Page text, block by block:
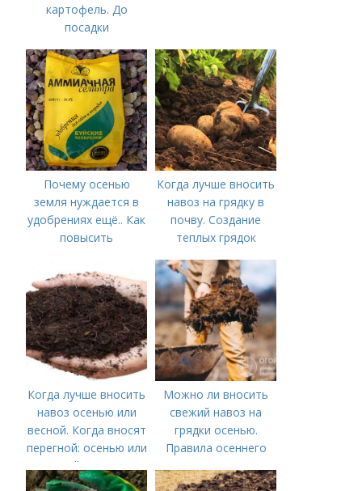
картофель. До
посадки
Почему осенью
земля нуждается в
удобрениях ещё.. Как
повысить
осенью
Когда лучше вносить
навоз на грядку в
почву. Создание
теплых грядок
Когда лучше вносить
навоз осенью или
весной. Когда вносят
перегной: осенью или
весной, правила
внесения удобрений
Можно ли вносить
свежий навоз на
грядки осенью.
Правила осеннего